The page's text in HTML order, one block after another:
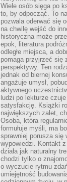
Wiele osób sięga po
to, by odpocząć. To
pozwala oderwać się
na chwilę wejść do
historyczna może
epok, literatura
odległe miejsca, a
pomaga przyjrzeć się
perspektywy. Ten
jednak od biernej
angażuje umysł,
aktywnego
ludzi po lekturze
satysfakcję. Książki
największych zalet,
Osoba, która
formułuje myśli, ma
sprawniej porusza się
wypowiedzi. Kontakt
działa jak naturalny
chodzi tylko o
o wyczucie rytmu
umiejętność